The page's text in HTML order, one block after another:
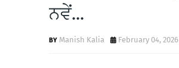
ਨਵੇਂ...
Manish Kalia February 04, 2026